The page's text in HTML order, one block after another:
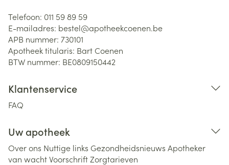
Telefoon: 011 59 89 59
E-mailadres: bestel@apotheekcoenen.be
APB nummer: 730101
Apotheek titularis: Bart Coenen
BTW nummer: BE0809150442
Klantenservice
FAQ
Uw apotheek
Over ons Nuttige links Gezondheidsnieuws Apotheker
van wachtVoorschriftZorgtarieven